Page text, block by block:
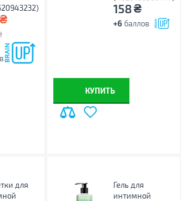
₴
158₴
+6 баллов
КУПИТЬ
для
Гель для
интимной